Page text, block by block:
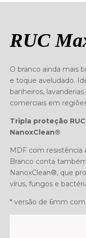
RUC
O branco ainda mais
e toque aveludado.
banheiros,
comerciais em
Tripla proteção
NanoxClean®
MDF com resistência
Branco conta
NanoxClean®, que
vírus, fungos e
* versão de 6mm